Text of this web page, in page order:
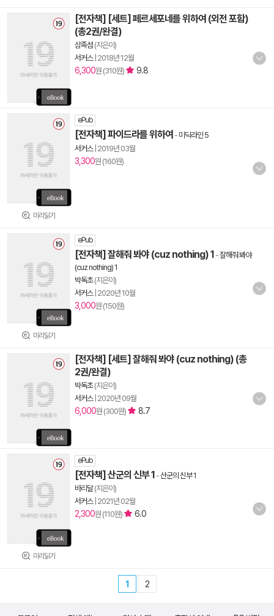
[전자책] [세트] 페르세포네를 위하여 (외전 포함)
(총2권/완결)
삼족섬 (지은이)
서커스| 2018년 12월
6,300원 (310원) 9.8
미리읽기
ePub
[전자책] 파이드라를 위하여 - 미딕라인 5
서커스| 2019년 03월
3,300원 (160원)
미리읽기
ePub
[전자책] 잘해줘 봐야 (cuz nothing) 1 -잘해줘 봐야
(cuz nothing) 1
박독초(지은이)
서커스| 2020년 10월
3,000원 (150원)
[전자책] [세트] 잘해줘 봐야 (cuz nothing) (총
2권/완결)
박독초(지은이)
서커스| 2020년 09월
6,000원 (300원) 8.7
미리읽기
ePub
[전자책] 산군의 신부 1 -산군의 신부 1
바리달(지은이)
서커스| 2021년 02월
2,300원 (110원) 6.0
1 2